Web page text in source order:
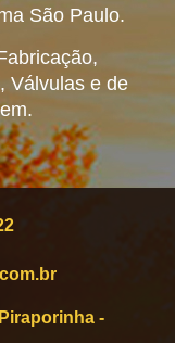
São Paulo.
Válvulas e de
-